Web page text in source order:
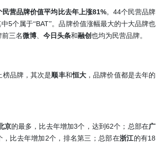
民营品牌价值平均比去年上涨81%。 44个民营品牌
中5个属于“BAT”。品牌价值涨幅最大的十大品牌也
前三名微博 今日头条和融创 也均为民营品牌。
榜品牌，其次是顺丰和恒大 ，品牌价值都是去年的
京的最多，比去年增加3个，达到62个；总部在广
，比去年增加 2个，排名第三；总部在浙江的有18